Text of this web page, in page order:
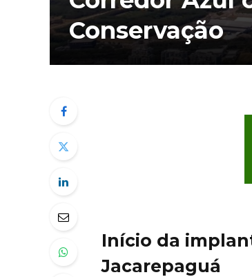
Conservação
Início da
Jacarepaguá